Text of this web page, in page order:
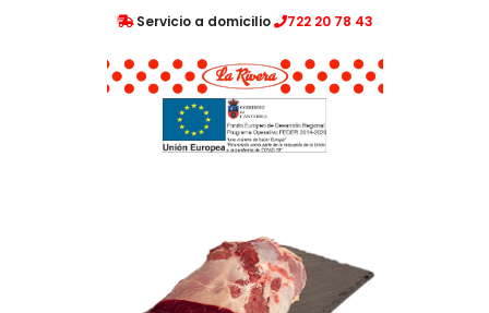
Servicio a domicilio 722 20 78 43